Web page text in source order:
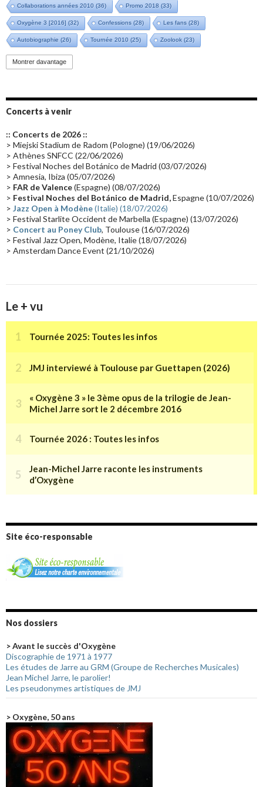
Collaborations années 2010 (36) Promo 2018 (33)
Oxygène 3 [2016] (32) Confessions (28) Les fans (28)
Autobiographie (26) Tournée 2010 (25) Zoolook (23)
Promo 2019(23)
Groupe de Recherche Musicale
Passages radio Vidéo Jarrecast (16) Synthé 80's
Les concerts en Chine(16) Cinéma
Synthé Roland(15) Belgique(15)
(14) Astronomie (14)
Tournée 2025(14) 2024(14) Chine(13)
Montrer davantage
Concerts à venir
:: Concerts de 2026 ::
> Miejski Stadium de Radom (Pologne) (19/06/2026)
> Athènes SNFCC (22/06/2026)
> Festival Noches del Botánico de Madrid (03/07/2026)
> Amnesia, Ibiza (05/07/2026)
> FAR de Valence(Espagne) (08/07/2026)
> Festival Noches del Botánico de Madrid,Espagne (10/07/2026)
> Jazz Open à Modène(Italie) (18/07/2026)
> Festival Starlite Occident de Marbella (Espagne) (13/07/2026)
> Concert au Poney Club, Toulouse (16/07/2026)
> Festival Jazz Open, Modène, Italie (18/07/2026)
> Amsterdam Dance Event (21/10/2026)
Le + vu
Site éco-responsable
Nos dossiers
> Avant le succès d'Oxygène
Discographie de 1971 à 1977
Les études de Jarre au GRM (Groupe de Recherches Musicales)
Jean Michel Jarre, le parolier!
Les pseudonymes artistiques de JMJ
> Oxygène, 50 ans